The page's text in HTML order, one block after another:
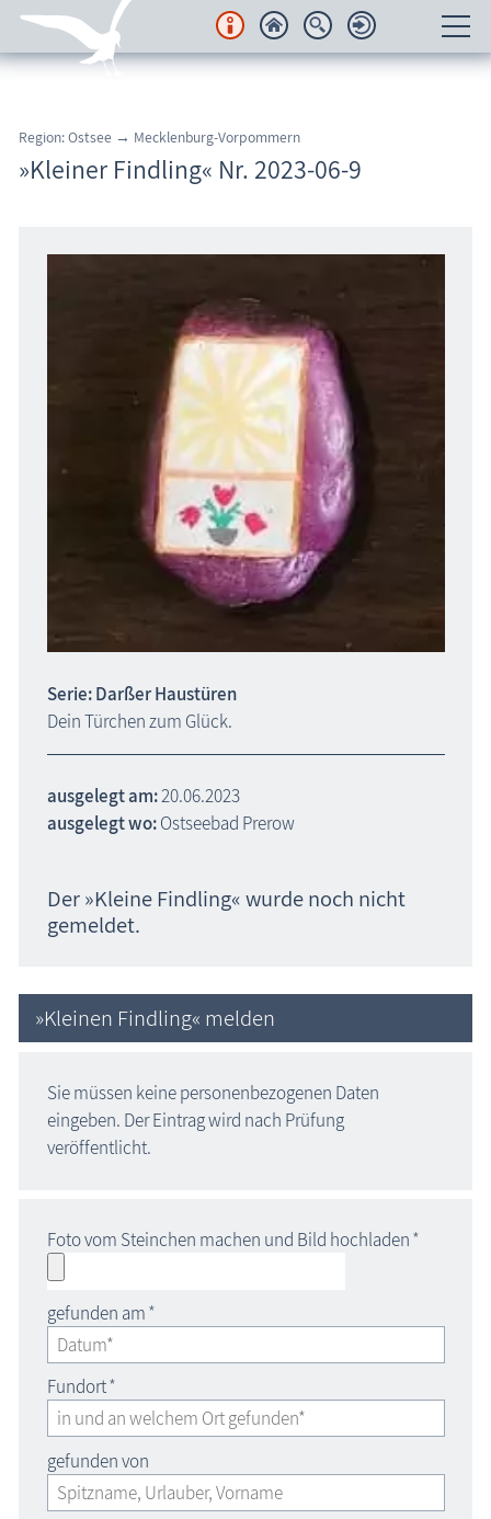
Regionales
Karten
Wissenswertes
Veranstaltungen
Blog
Region: Ostsee → Mecklenburg-Vorpommern
»Kleiner Findling« Nr. 2023-06-9
Serie: Darßer Haustüren
Dein Türchen zum Glück.
ausgelegt am:20.06.2023
ausgelegt wo:Ostseebad Prerow
Der »Kleine Findling« wurde noch nicht
gemeldet.
»Kleinen Findling« melden
Sie müssen keine personenbezogenen Daten
eingeben. Der Eintrag wird nach Prüfung
veröffentlicht.
Foto vom Steinchen machen und Bild hochladen*
gefunden am*
Fundort*
gefunden von